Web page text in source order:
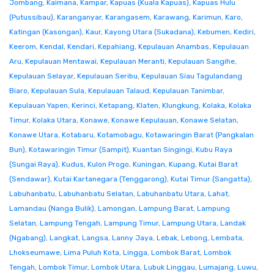
Jombang, Kaimana, Kampar, Kapuas (Kuala Kapuas), Kapuas Hulu
(Putussibau), Karanganyar, Karangasem, Karawang, Karimun, Karo,
Katingan (Kasongan), Kaur, Kayong Utara (Sukadana), Kebumen, Kediri,
Keerom, Kendal, Kendari, Kepahiang, Kepulauan Anambas, Kepulauan
Aru, Kepulauan Mentawai, Kepulauan Meranti, Kepulauan Sangihe,
Kepulauan Selayar, Kepulauan Seribu, Kepulauan Siau Tagulandang
Biaro, Kepulauan Sula, Kepulauan Talaud, Kepulauan Tanimbar,
Kepulauan Yapen, Kerinci, Ketapang, Klaten, Klungkung, Kolaka, Kolaka
Timur, Kolaka Utara, Konawe, Konawe Kepulauan, Konawe Selatan,
Konawe Utara, Kotabaru, Kotamobagu, Kotawaringin Barat (Pangkalan
Bun), Kotawaringin Timur (Sampit), Kuantan Singingi, Kubu Raya
(Sungai Raya), Kudus, Kulon Progo, Kuningan, Kupang, Kutai Barat
(Sendawar), Kutai Kartanegara (Tenggarong), Kutai Timur (Sangatta),
Labuhanbatu, Labuhanbatu Selatan, Labuhanbatu Utara, Lahat,
Lamandau (Nanga Bulik), Lamongan, Lampung Barat, Lampung
Selatan, Lampung Tengah, Lampung Timur, Lampung Utara, Landak
(Ngabang), Langkat, Langsa, Lanny Jaya, Lebak, Lebong, Lembata,
Lhokseumawe, Lima Puluh Kota, Lingga, Lombok Barat, Lombok
Tengah, Lombok Timur, Lombok Utara, Lubuk Linggau, Lumajang, Luwu,